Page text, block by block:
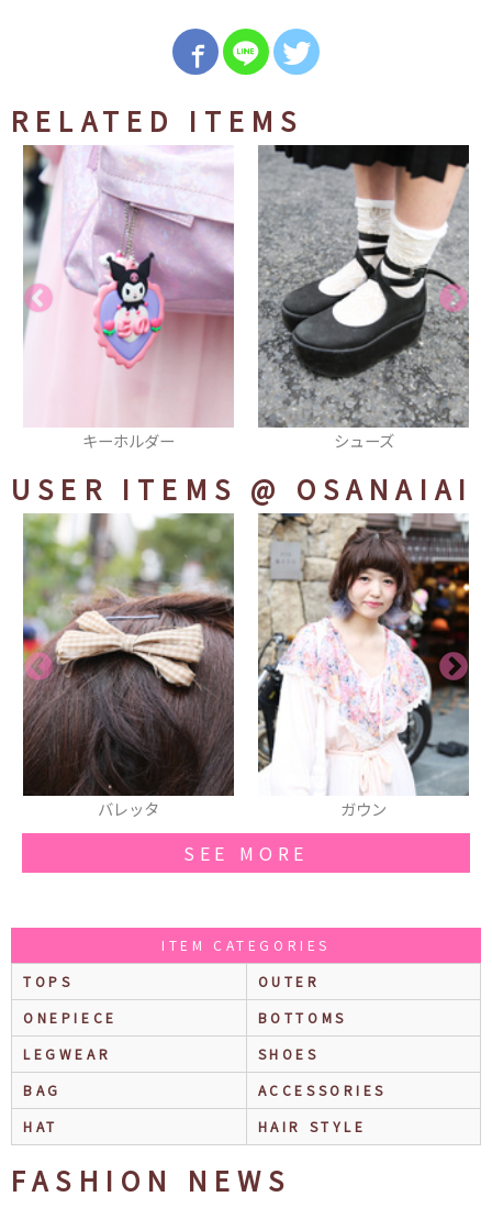
RELATED ITEMS
シューズ ピアス
USER ITEMS @ OSANAIAI
ガウン ピアス
SEE MORE
ITEM CATEGORIES
TOPS
OUTER
ONEPIECE
BOTTOMS
LEGWEAR
SHOES
BAG
ACCESSORIES
HAT
HAIR STYLE
FASHION NEWS